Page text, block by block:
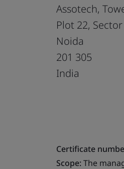
Assotech,
Plot 22,
Noida
201 305
India
Certificate
Scope:The